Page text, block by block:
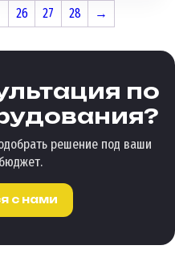
26 27 28 →
по
решение под ваши
с нами